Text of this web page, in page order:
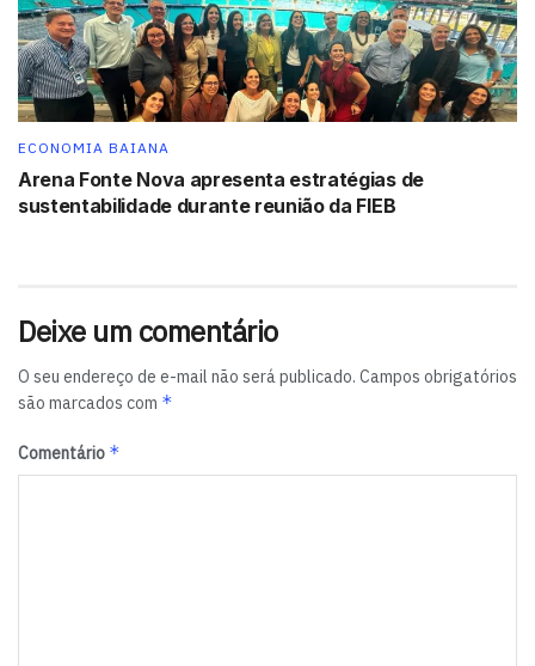
ECONOMIA BAIANA
Arena Fonte Nova apresenta estratégias de
sustentabilidade durante reunião da FIEB
Deixe um comentário
O seu endereço de e-mail não será publicado. Campos obrigatórios
são marcados com *
Comentário *